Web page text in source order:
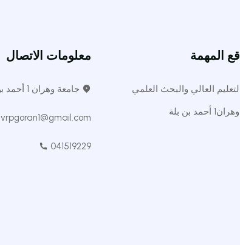
المهمة
العالي والبحث العلمي
بن بلة
معلومات الاتصال
جامعة وهران 1 أحمد بن بلة - السانيا
vrpgoran1@gmail.com
041519229